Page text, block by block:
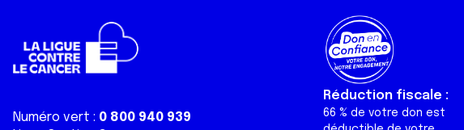
Numéro vert : 0 800 940 939
Réduction fiscale :
66 % de votre don est